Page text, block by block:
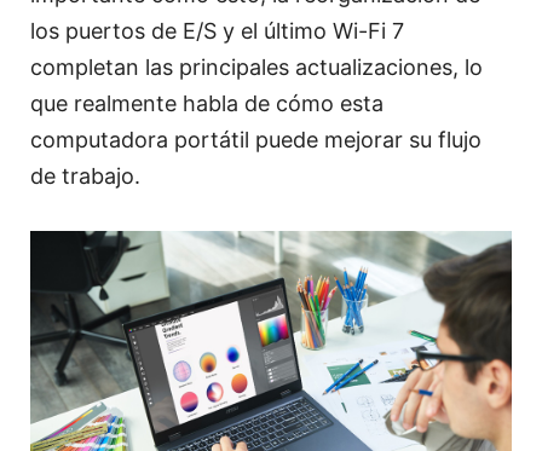
los puertos de E/S y el último Wi-Fi 7
completan las principales actualizaciones, lo
que realmente habla de cómo esta
computadora portátil puede mejorar su flujo
de trabajo.